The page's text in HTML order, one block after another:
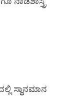
ಸ್ಥಾನಮಾನ